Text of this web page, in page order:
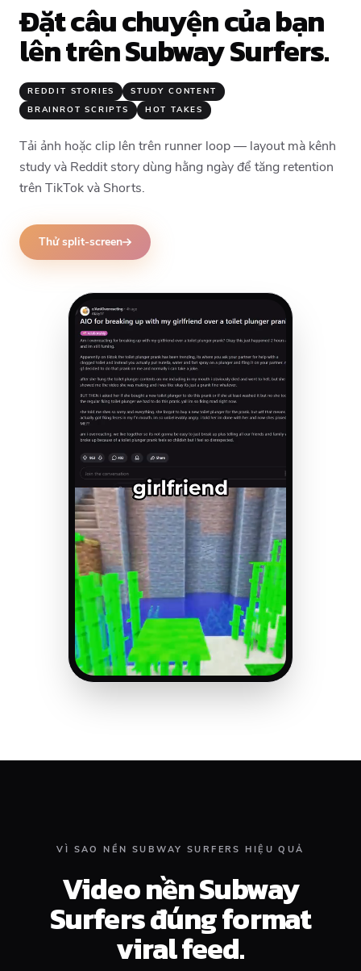
Đặt câu chuyện của bạn
lên trên Subway Surfers.
REDDIT STORIES
STUDY CONTENT
BRAINROT SCRIPTS
HOT TAKES
Tải ảnh hoặc clip lên trên runner loop — layout mà kênh
study và Reddit story dùng hằng ngày để tăng retention
trên TikTok và Shorts.
Thử split-screen
VÌ SAO NỀN SUBWAY SURFERS HIỆU QUẢ
Video nền Subway
Surfers đúng format
viral feed.